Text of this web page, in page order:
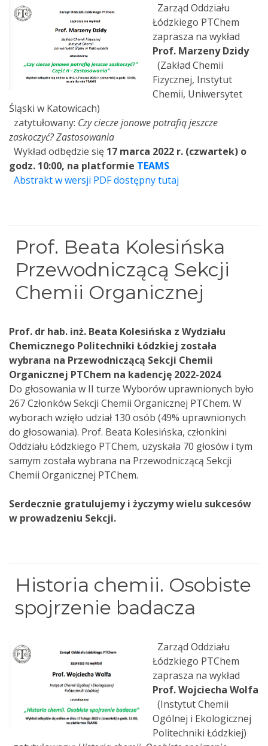
Zarząd Oddziału
Łódzkiego PTChem
zaprasza na wykład
Prof. Marzeny Dzidy
(Zakład Chemii
Fizycznej, Instytut
Chemii, Uniwersytet
Śląski w Katowicach)
zatytułowany: Czy ciecze jonowe potrafią jeszcze
zaskoczyć? Zastosowania
Wykład odbędzie się 17 marca 2022 r. (czwartek) o
godz. 10:00, na platformie TEAMS
Abstrakt w wersji PDF dostępny tutaj
Prof. Beata Kolesińska
Przewodniczącą Sekcji
Chemii Organicznej
Prof. dr hab. inż. Beata Kolesińska z Wydziału
Chemicznego Politechniki Łódzkiej została
wybrana na Przewodniczącą Sekcji Chemii
Organicznej PTChem na kadencję 2022-2024
Do głosowania w II turze Wyborów uprawnionych było
267 Członków Sekcji Chemii Organicznej PTChem. W
wyborach wzięło udział 130 osób (49% uprawnionych
do głosowania). Prof. Beata Kolesińska, członkini
Oddziału Łódzkiego PTChem, uzyskała 70 głosów i tym
samym została wybrana na Przewodniczącą Sekcji
Chemii Organicznej PTChem.
Serdecznie gratulujemy i życzymy wielu sukcesów
w prowadzeniu Sekcji.
Historia chemii. Osobiste
spojrzenie badacza
Zarząd Oddziału
Łódzkiego PTChem
zaprasza na wykład
Prof. Wojciecha Wolfa
(Instytut Chemii
Ogólnej i Ekologicznej
Politechniki Łódzkiej)